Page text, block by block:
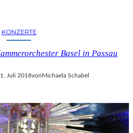
KONZERTE
Basel in Passau
Juli 2018vonMichaela Schabel